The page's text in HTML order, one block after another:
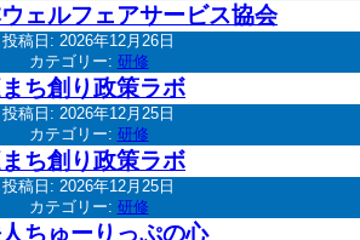
ェルフェアサービス協会
投稿日: 2026年12月26日
カテゴリー: 研修
ち創り政策ラボ
投稿日: 2026年12月25日
カテゴリー: 研修
ち創り政策ラボ
投稿日: 2026年12月25日
カテゴリー: 研修
ちゅーりっぷの心